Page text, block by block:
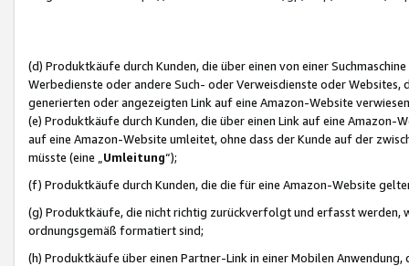
(d) Produktkäufe durch Kunden, die über einen von einer
Werbedienste oder andere Such- oder Verweisdienste oder Websites,
generierten oder angezeigten Link auf eine Amazon-Website
(e) Produktkäufe durch Kunden, die über einen Link auf eine
auf eine Amazon-Website umleitet, ohne dass der Kunde auf der
müsste (eine „ Umleitung“);
(f) Produktkäufe durch Kunden, die die für eine Amazon-Website
(g) Produktkäufe, die nicht richtig zurückverfolgt und erfasst werden,
ordnungsgemäß formatiert sind;
(h) Produktkäufe über einen Partner-Link in einer Mobilen